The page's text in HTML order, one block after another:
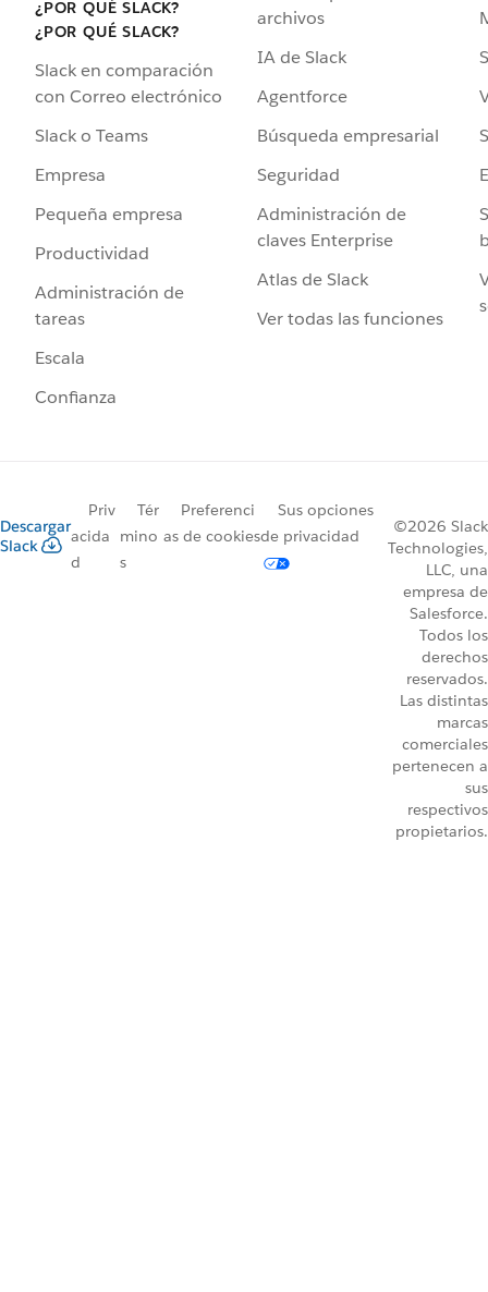
¿POR QUÉ SLACK?
¿POR QUÉ SLACK?
Slack en comparación
con Correo electrónico
Slack o Teams
Empresa
Pequeña empresa
Productividad
Administración de
tareas
Escala
Confianza
archivos
IA de Slack
Agentforce
Búsqueda empresarial
Seguridad
Administración de
claves Enterprise
Atlas de Slack
Ver todas las funciones
Descargar
Slack
Priv
acida
d
Tér
mino
s
Preferenci
as de cookies
Sus opciones
de privacidad
©2026 Slack
Technologies,
LLC, una
empresa de
Salesforce.
Todos los
derechos
reservados.
Las distintas
marcas
comerciales
pertenecen a
sus
respectivos
propietarios.